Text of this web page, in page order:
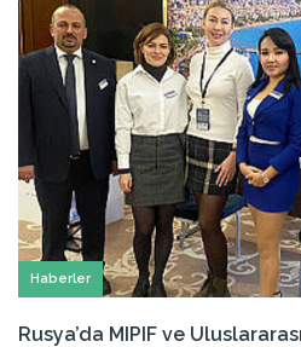
Haberler
Rusya’da MIPIF ve